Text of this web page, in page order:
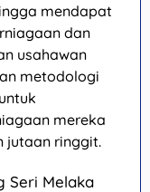
mendapat
dan
usahawan
metodologi
mereka
jutaan ringgit.
Seri Melaka